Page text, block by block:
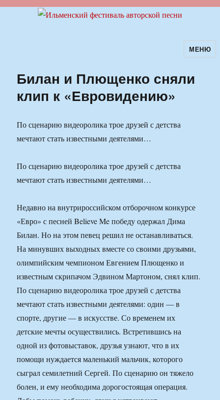
Ильменский фестиваль авторскойМЕНЮ
Билан и Плющенко сняли
клип к «Евровидению»
По сценарию видеоролика трое друзей с детства
мечтают стать известными деятелями…
По сценарию видеоролика трое друзей с детства
мечтают стать известными деятелями…
Недавно на внутрироссийском отборочном конкурсе
«Евро» с песней Believe Me победу одержал Дима
Билан. Но на этом певец решил не останавливаться.
На минувших выходных вместе со своими друзьями,
олимпийским чемпионом Евгением Плющенко и
известным скрипачом Эдвином Мартоном, снял клип.
По сценарию видеоролика трое друзей с детства
мечтают стать известными деятелями: один — в
спорте, другие — в искусстве. Со временем их
детские мечты осуществились. Встретившись на
одной из фотовыставок, друзья узнают, что в их
помощи нуждается маленький мальчик, которого
сыграл семилетний Сергей. По сценарию он тяжело
болен, и ему необходима дорогостоящая операция.